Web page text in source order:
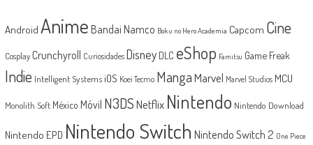
Android Anime Bandai Namco Boku no Hero Academia Capcom Cine
Cosplay Crunchyroll Curiosidades Disney DLC eShop Famitsu Game Freak
Indie Intelligent Systems iOS Koei Tecmo MangaMarvel Marvel Studios MCU
Monolith Soft México Móvil N3DSNetflix Nintendo Nintendo Download
Nintendo EPD Nintendo Switch Nintendo Switch 2 One Piece